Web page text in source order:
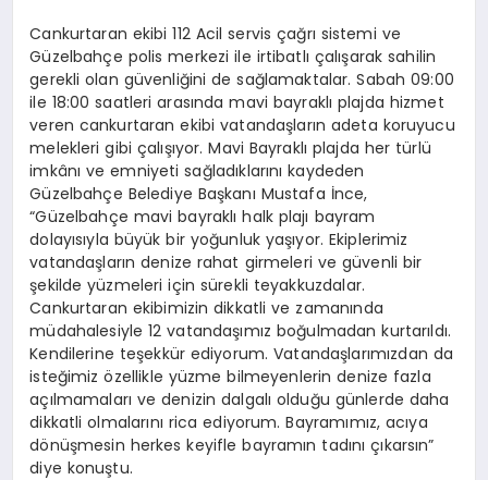
TEKNOLOJI
Cankurtaran ekibi 112 Acil servis çağrı sistemi ve
Güzelbahçe polis merkezi ile irtibatlı çalışarak sahilin
gerekli olan güvenliğini de sağlamaktalar. Sabah 09:00
ile 18:00 saatleri arasında mavi bayraklı plajda hizmet
veren cankurtaran ekibi vatandaşların adeta koruyucu
melekleri gibi çalışıyor. Mavi Bayraklı plajda her türlü
imkânı ve emniyeti sağladıklarını kaydeden
Güzelbahçe Belediye Başkanı Mustafa İnce,
“Güzelbahçe mavi bayraklı halk plajı bayram
dolayısıyla büyük bir yoğunluk yaşıyor. Ekiplerimiz
vatandaşların denize rahat girmeleri ve güvenli bir
şekilde yüzmeleri için sürekli teyakkuzdalar.
Cankurtaran ekibimizin dikkatli ve zamanında
müdahalesiyle 12 vatandaşımız boğulmadan kurtarıldı.
Kendilerine teşekkür ediyorum. Vatandaşlarımızdan da
isteğimiz özellikle yüzme bilmeyenlerin denize fazla
açılmamaları ve denizin dalgalı olduğu günlerde daha
dikkatli olmalarını rica ediyorum. Bayramımız, acıya
dönüşmesin herkes keyifle bayramın tadını çıkarsın”
diye konuştu.